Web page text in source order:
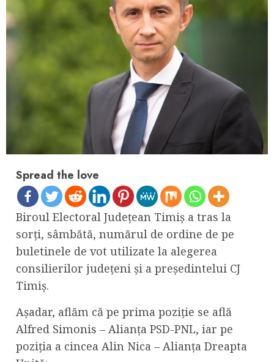
Spread the love
Biroul Electoral Județean Timiș a tras la
sorți, sâmbătă, numărul de ordine de pe
buletinele de vot utilizate la alegerea
consilierilor județeni și a președintelui CJ
Timiș.
Așadar, aflăm că pe prima poziție se află
Alfred Simonis – Alianța PSD-PNL, iar pe
poziția a cincea Alin Nica – Alianța Dreapta